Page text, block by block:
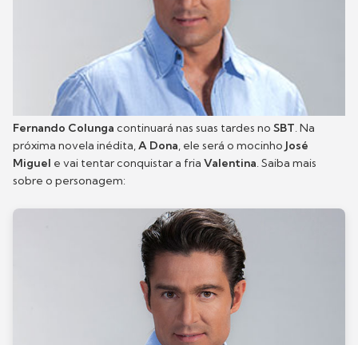
Fernando Colunga continuará nas suas tardes no SBT. Na
próxima novela inédita,A Dona, ele será o mocinho José
Miguel e vai tentar conquistar a fria Valentina. Saiba mais
sobre o personagem: